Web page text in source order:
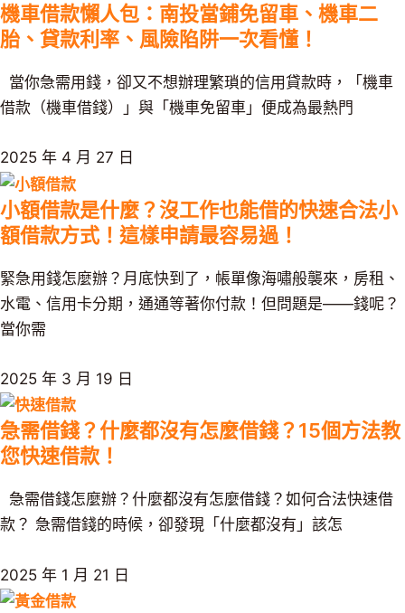
機車借款懶人包：南投當鋪免留車、機車二
胎、貸款利率、風險陷阱一次看懂！
當你急需用錢，卻又不想辦理繁瑣的信用貸款時，「機車
借款（機車借錢）」與「機車免留車」便成為最熱門
2025 年 4 月 27 日
小額借款是什麼？沒工作也能借的快速合法小
額借款方式！這樣申請最容易過！
緊急用錢怎麼辦？月底快到了，帳單像海嘯般襲來，房租、
水電、信用卡分期，通通等著你付款！但問題是——錢呢？
當你需
2025 年 3 月 19 日
急需借錢？什麼都沒有怎麼借錢？15個方法教
您快速借款！
急需借錢怎麼辦？什麼都沒有怎麼借錢？如何合法快速借
款？ 急需借錢的時候，卻發現「什麼都沒有」該怎
2025 年 1 月 21 日